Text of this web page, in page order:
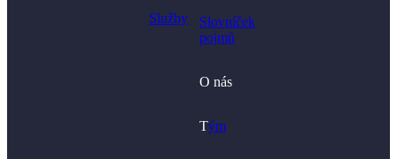
Služby
Slovníček
pojmů
O nás
Tým